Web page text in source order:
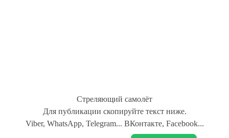
Стреляющий самолёт
Для публикации скопируйте текст ниже.
Viber, WhatsApp, Telegram... ВКонтакте, Facebook...